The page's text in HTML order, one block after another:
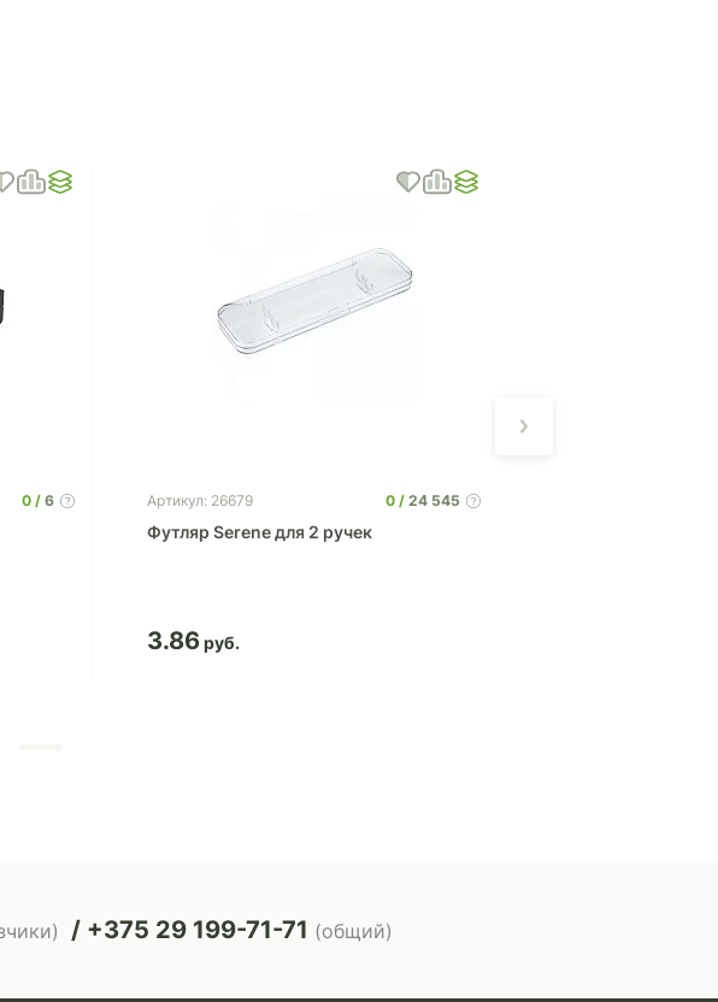
0 6 Артикул: 26679 0 24 545
Футляр Serene для 2 ручек
3.86
+375 29 199-71-71 (общий)